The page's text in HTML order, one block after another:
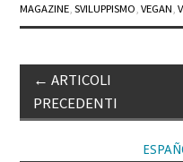
MAGAZINE ,SVILUPPISMO ,VEGAN ,
Post
navigation
← ARTICOLI
PRECEDENTI